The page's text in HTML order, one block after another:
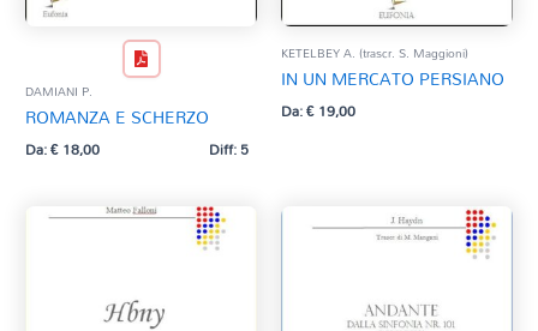
DAMIANI P.
ROMANZA E SCHERZO
Da:€18,00 Diff: 5
KETELBEY A. (trascr. S. Maggioni)
IN UN MERCATO PERSIANO
Da:€19,00